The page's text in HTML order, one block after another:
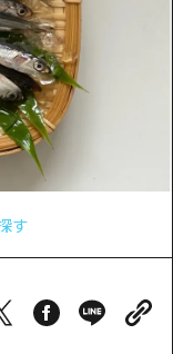
ガイド
す